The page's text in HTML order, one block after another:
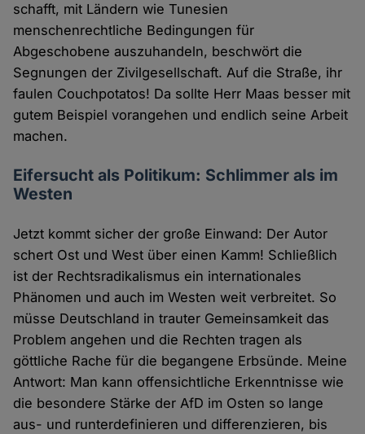
schafft, mit Ländern wie Tunesien
menschenrechtliche Bedingungen für
Abgeschobene auszuhandeln, beschwört die
Segnungen der Zivilgesellschaft. Auf die Straße, ihr
faulen Couchpotatos! Da sollte Herr Maas besser mit
gutem Beispiel vorangehen und endlich seine Arbeit
machen.
Eifersucht als Politikum: Schlimmer als im
Westen
Jetzt kommt sicher der große Einwand: Der Autor
schert Ost und West über einen Kamm! Schließlich
ist der Rechtsradikalismus ein internationales
Phänomen und auch im Westen weit verbreitet. So
müsse Deutschland in trauter Gemeinsamkeit das
Problem angehen und die Rechten tragen als
göttliche Rache für die begangene Erbsünde. Meine
Antwort: Man kann offensichtliche Erkenntnisse wie
die besondere Stärke der AfD im Osten so lange
aus- und runterdefinieren und differenzieren, bis